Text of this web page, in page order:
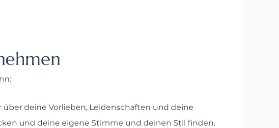
deine Vorlieben, Leidenschaften und deine
und deine eigene Stimme und deinen Stil finden.